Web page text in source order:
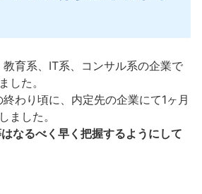
育系、IT系、コンサル系の企業で
した。
わり頃に、内定先の企業にて1ヶ月
ました。
なるべく早く把握するようにして